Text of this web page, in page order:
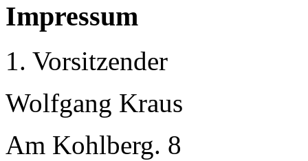
Impressum
1. Vorsitzender
Wolfgang Kraus
Am Kohlberg. 8